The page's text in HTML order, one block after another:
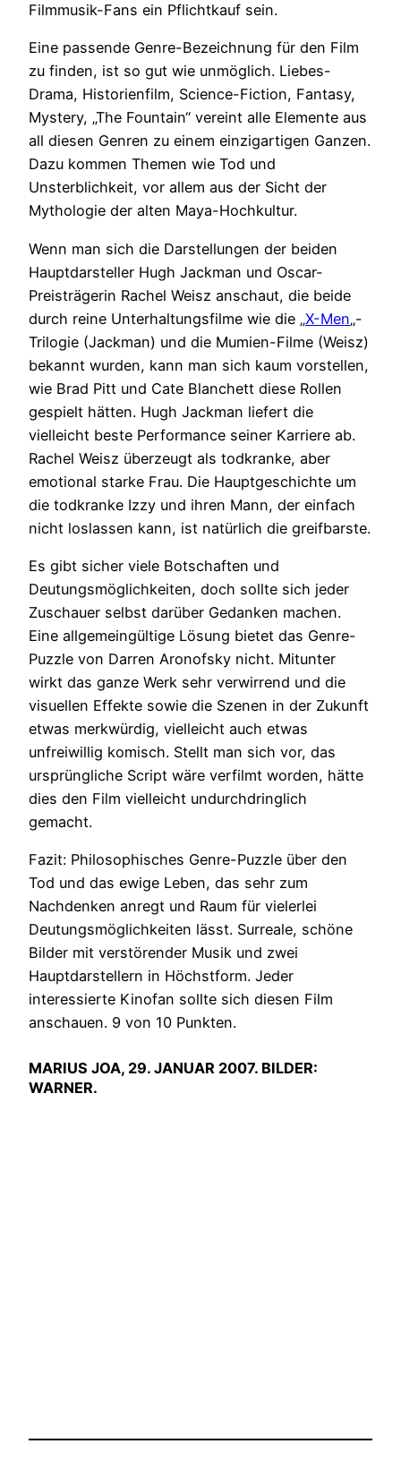
Filmmusik-Fans ein Pflichtkauf sein.
Eine passende Genre-Bezeichnung für den Film
zu finden, ist so gut wie unmöglich. Liebes-
Drama, Historienfilm, Science-Fiction, Fantasy,
Mystery, „The Fountain“ vereint alle Elemente aus
all diesen Genren zu einem einzigartigen Ganzen.
Dazu kommen Themen wie Tod und
Unsterblichkeit, vor allem aus der Sicht der
Mythologie der alten Maya-Hochkultur.
Wenn man sich die Darstellungen der beiden
Hauptdarsteller Hugh Jackman und Oscar-
Preisträgerin Rachel Weisz anschaut, die beide
durch reine Unterhaltungsfilme wie die „X-Men„-
Trilogie (Jackman) und die Mumien-Filme (Weisz)
bekannt wurden, kann man sich kaum vorstellen,
wie Brad Pitt und Cate Blanchett diese Rollen
gespielt hätten. Hugh Jackman liefert die
vielleicht beste Performance seiner Karriere ab.
Rachel Weisz überzeugt als todkranke, aber
emotional starke Frau. Die Hauptgeschichte um
die todkranke Izzy und ihren Mann, der einfach
nicht loslassen kann, ist natürlich die greifbarste.
Es gibt sicher viele Botschaften und
Deutungsmöglichkeiten, doch sollte sich jeder
Zuschauer selbst darüber Gedanken machen.
Eine allgemeingültige Lösung bietet das Genre-
Puzzle von Darren Aronofsky nicht. Mitunter
wirkt das ganze Werk sehr verwirrend und die
visuellen Effekte sowie die Szenen in der Zukunft
etwas merkwürdig, vielleicht auch etwas
unfreiwillig komisch. Stellt man sich vor, das
ursprüngliche Script wäre verfilmt worden, hätte
dies den Film vielleicht undurchdringlich
gemacht.
Fazit: Philosophisches Genre-Puzzle über den
Tod und das ewige Leben, das sehr zum
Nachdenken anregt und Raum für vielerlei
Deutungsmöglichkeiten lässt. Surreale, schöne
Bilder mit verstörender Musik und zwei
Hauptdarstellern in Höchstform. Jeder
interessierte Kinofan sollte sich diesen Film
anschauen. 9 von 10 Punkten.
MARIUS JOA, 29. JANUAR 2007. BILDER:
WARNER.